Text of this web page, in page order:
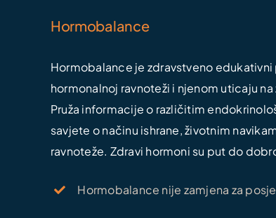
Hormobalance
Hormobalance je zdravstveno
hormonalnoj ravnoteži i njenom uticaju na
Pruža informacije o različitim
savjete o načinu ishrane, životnim
ravnoteže. Zdravi hormoni su put do
Hormobalance nije zamjena za